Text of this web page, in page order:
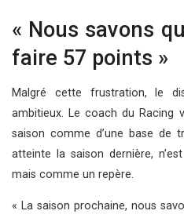
« Nous savons
faire 57 points »
Malgré cette frustration, le
ambitieux. Le coach du Racing
saison comme d’une base de
atteinte la saison dernière,
mais comme un repère.
« La saison prochaine, nous